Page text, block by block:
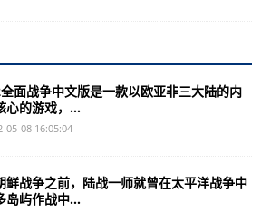
面战争中文版是一款以欧亚非三大陆的内
心的游戏，...
05-08 16:05:04
鲜战争之前，陆战一师就曾在太平洋战争中
岛屿作战中...